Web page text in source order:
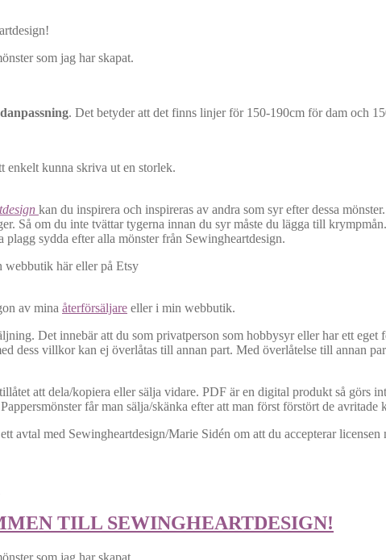
som jag har skapat.
. Det betyder att det finns linjer för 150-190cm för dam och
enkelt kunna skriva ut en storlek.
kan du inspirera och inspireras av andra som syr efter dessa
Så om du inte tvättar tygerna innan du syr måste du lägga till
sydda efter alla mönster från Sewingheartdesign.
här eller på Etsy
av mina återförsäljare eller i min webbutik.
Det innebär att du som privatperson som hobbysyr eller har ett
dess villkor kan ej överlåtas till annan part. Med överlåtelse till annan
att dela/kopiera eller sälja vidare. PDF är en digital produkt så görs
får man sälja/skänka efter att man först förstört de avritade
avtal med Sewingheartdesign/Marie Sidén om att du accepterar
TILL SEWINGHEARTDESIGN!
som jag har skapat.